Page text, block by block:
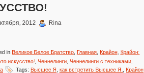
2012 Rina
in Великое Белое Братство Главная Крайон Крайон:
искусство! Ченнелинги Ченнелинги с техниками
Tags: Высшее Я как встретить Высшее Я. Крайон